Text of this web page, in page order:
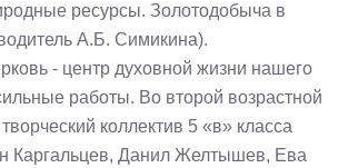
ресурсы. Золотодобыча в
А.Б. Симикина).
- центр духовной жизни нашего
работы. Во второй возрастной
коллектив 5 «в» класса
Данил Желтышев, Ева